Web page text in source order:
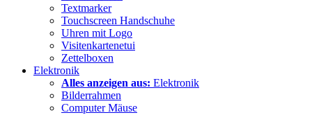
Textmarker
Touchscreen Handschuhe
Uhren mit Logo
Visitenkartenetui
Zettelboxen
Elektronik
Alles anzeigen aus: Elektronik
Bilderrahmen
Computer Mäuse